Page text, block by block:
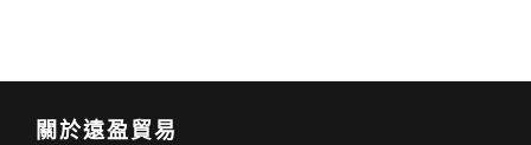
關於遠盈貿易